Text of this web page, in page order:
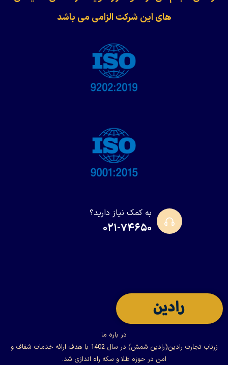
های این شرکت الزامی می باشد
به کمک نیاز دارید؟
۰۲۱-۷۴۶۵۰
در باره ما
زرناب تجارت رادین(رادین شمش) در سال 1402 با هدف ارائه خدمات شفاف و
امن در حوزه طلا و سکه راه اندازی شد.